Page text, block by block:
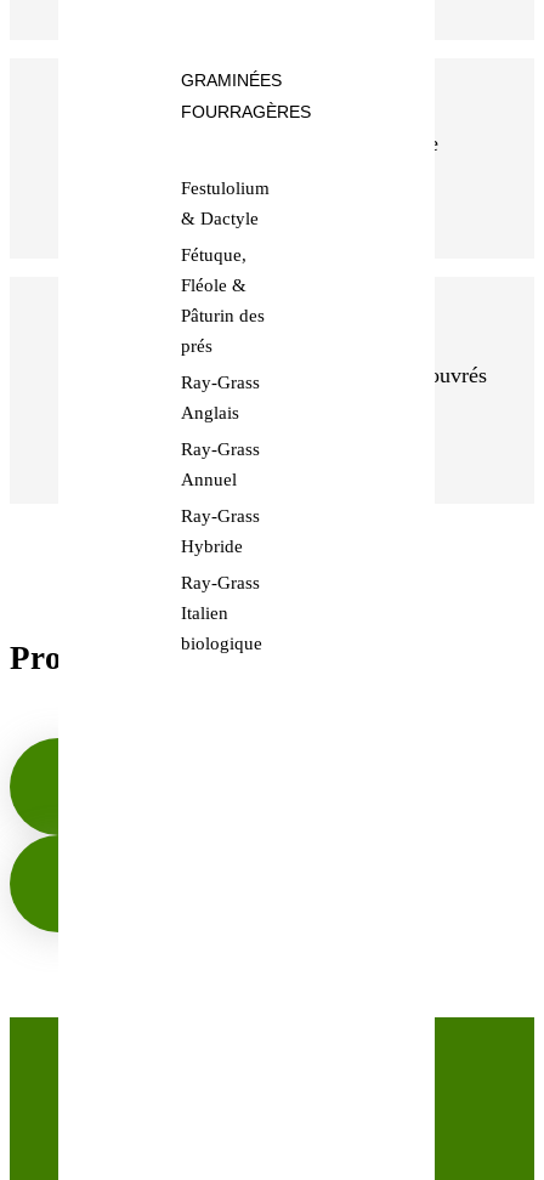
GRAMINÉES
FOURRAGÈRES
Festulolium
& Dactyle
Fétuque,
Fléole &
Pâturin des
prés
Ray-Grass
Anglais
Ray-Grass
Annuel
Ray-Grass
Hybride
Ray-Grass
Italien
biologique
Paiement sécurisé, par notre système
Commandes expédiés en 48h Jours ouvrés
- Colis protégés avec soin
Produits similaires